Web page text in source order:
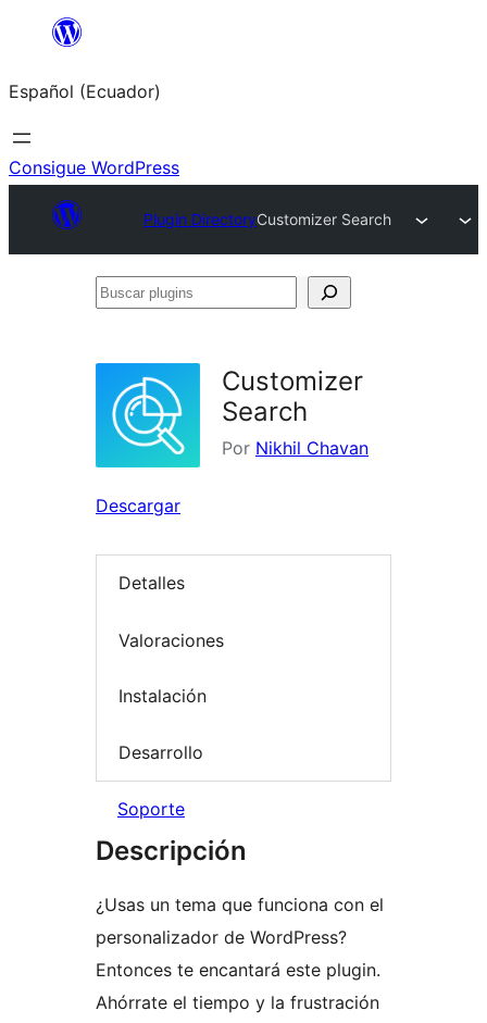
Saltar
contenido
Español (Ecuador)
Consigue WordPress
Plugin DirectoryCustomizer Search
Buscar
Customizer
Search
Por Nikhil Chavan
Descargar
Detalles
Valoraciones
Instalación
Desarrollo
Soporte
Descripción
¿Usas un tema que funciona con el
personalizador de WordPress?
Entonces te encantará este plugin.
Ahórrate el tiempo y la frustración